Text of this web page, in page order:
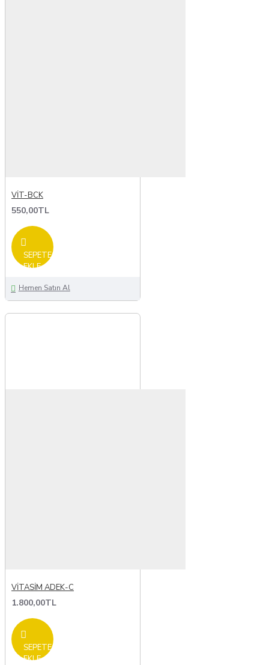
VİT-BCK
550,00TL
SEPETE
EKLE
Hemen Satın Al
VİTASİM ADEK-C
1.800,00TL
SEPETE
EKLE